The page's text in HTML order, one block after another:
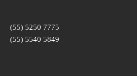
(55) 5250 7775
(55) 5540 5849